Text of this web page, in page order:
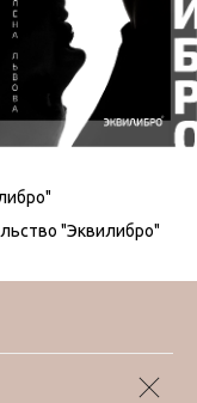
"Эквилибро"